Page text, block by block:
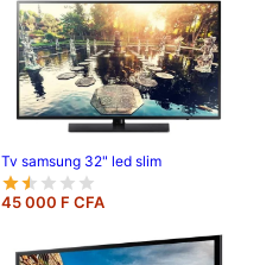
Tv samsung 32" led slim
45 000 F CFA